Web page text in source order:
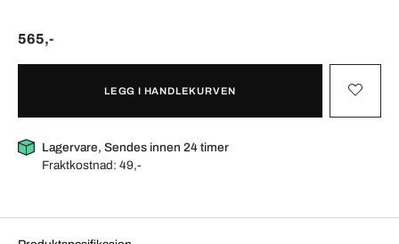
565,-
LEGG I HANDLEKURVEN
Lagervare, Sendes innen 24 timer
Fraktkostnad:49,-